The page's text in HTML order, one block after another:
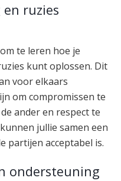
ruzies
te leren hoe je
kunt oplossen. Dit
voor elkaars
om compromissen te
ander en respect te
jullie samen een
partijen acceptabel is.
ondersteuning